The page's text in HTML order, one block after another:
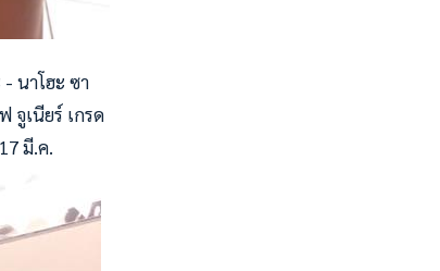
นาโฮะ ซา
จูเนียร์ เกรด
มี.ค.